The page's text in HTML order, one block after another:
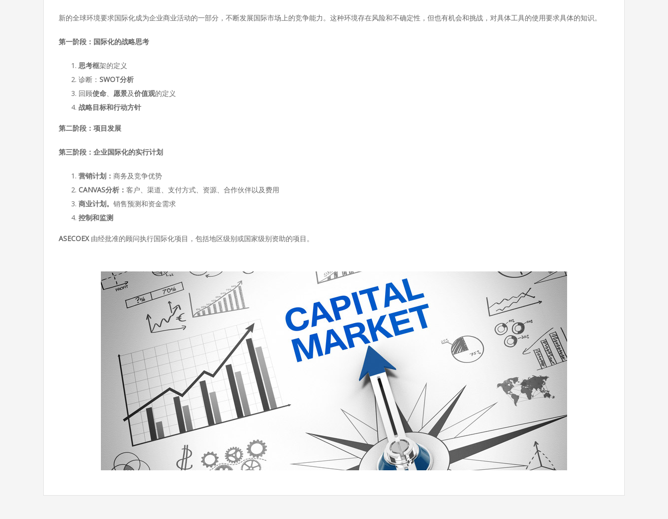
新的全球环境要求国际化成为企业商业活动的一部分，不断发展国际市场上的竞争能力。这种环境存在风险和不确定性，但也有机会和挑战，对具体工具的使用要求具体的知识。
第一阶段：国际化的战略思考
思考框架的定义
诊断： SWOT分析
回顾使命、 愿景及价值观的定义
战略目标和行动方针
第二阶段：项目发展
第三阶段：企业国际化的实行计划
营销计划： 商务及竞争优势
CANVAS分析： 客户、渠道、支付方式、资源、合作伙伴以及费用
商业计划。 销售预测和资金需求
控制和监测
ASECOEX由经批准的顾问执行国际化项目，包括地区级别或国家级别资助的项目。